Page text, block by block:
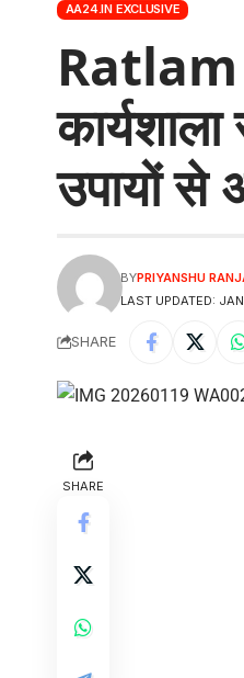
AA24.IN EXCLUSIVE
Ratlam
उपायों से
LAST UPDATED:
BYPRIYANSHU
SHARE
SHARE